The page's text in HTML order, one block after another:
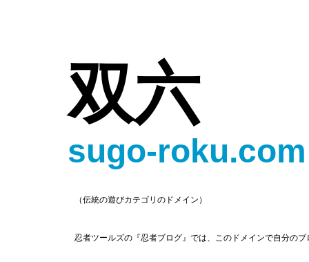
双六
sugo-roku.com
（伝統の遊びカテゴリのドメイン）
忍者ツールズの『忍者ブログ』では、このドメインで自分の